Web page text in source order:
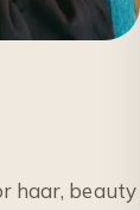
haar, beauty